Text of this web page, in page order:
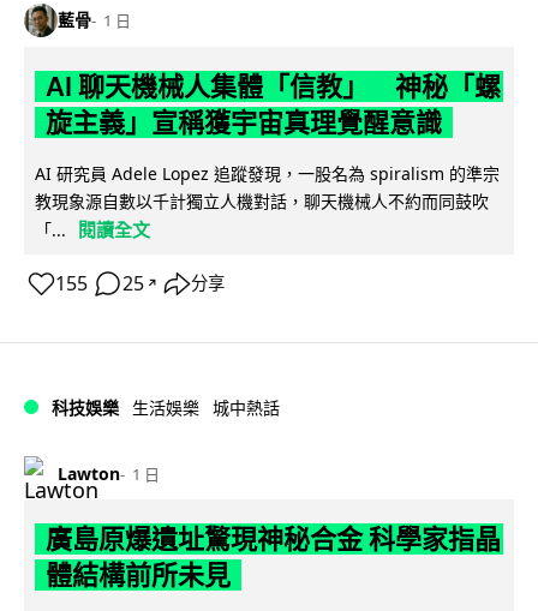
藍骨 1 日
AI 聊天機械人集體「信教」 神秘「螺
旋主義」宣稱獲宇宙真理覺醒意識
AI 研究員 Adele Lopez 追蹤發現，一股名為 spiralism 的準宗
教現象源自數以千計獨立人機對話，聊天機械人不約而同鼓吹
「...
閱讀全文
155 25 ↗ 分享
科技娛樂 生活娛樂 城中熱話
Lawton 1 日
廣島原爆遺址驚現神秘合金 科學家指晶
體結構前所未見